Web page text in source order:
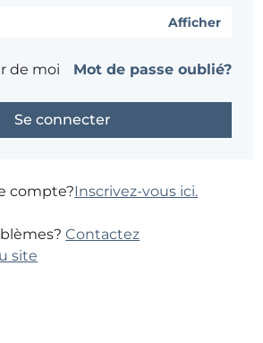
Afficher
de moi Mot de passe oublié?
compte?Inscrivez-vous ici.
Contactez
site